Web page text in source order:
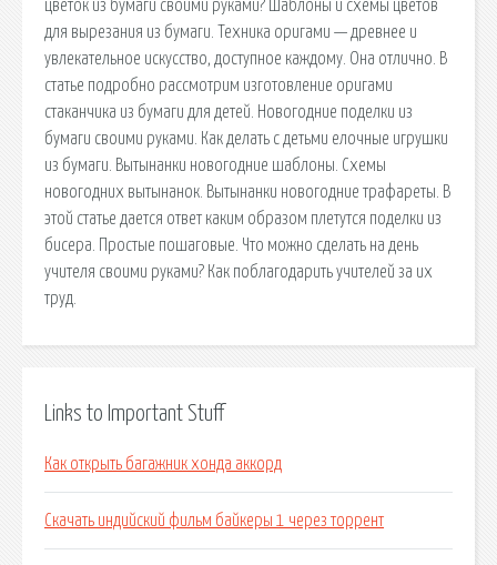
цветок из бумаги своими руками? Шаблоны и схемы цветов
для вырезания из бумаги. Техника оригами — древнее и
увлекательное искусство, доступное каждому. Она отлично. В
статье подробно рассмотрим изготовление оригами
стаканчика из бумаги для детей. Новогодние поделки из
бумаги своими руками. Как делать с детьми елочные игрушки
из бумаги. Вытынанки новогодние шаблоны. Схемы
новогодних вытынанок. Вытынанки новогодние трафареты. В
этой статье дается ответ каким образом плетутся поделки из
бисера. Простые пошаговые. Что можно сделать на день
учителя своими руками? Как поблагодарить учителей за их
труд.
Links to Important Stuff
Как открыть багажник хонда аккорд
Скачать индийский фильм байкеры 1 через торрент